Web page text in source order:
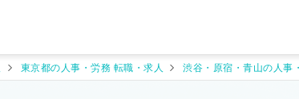
東京都の人事・労務 転職・求人 渋谷・原宿・青山の人事